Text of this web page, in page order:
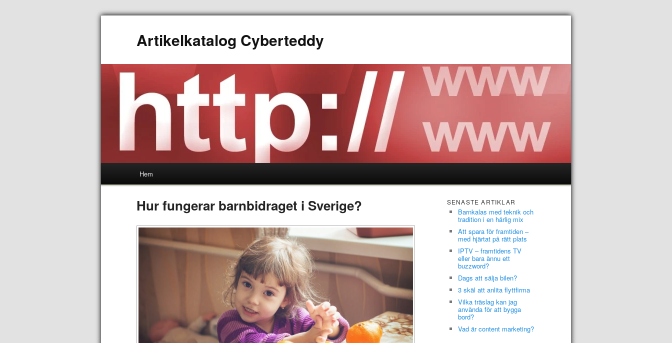
Artikelkatalog Cyberteddy
Hem
Hur fungerar barnbidraget i Sverige? SENASTE ARTIKLAR
Barnkalas med teknik och
tradition i en härlig mix
Att spara för framtiden –
med hjärtat på rätt plats
IPTV – framtidens TV
eller bara ännu ett
buzzword?
Dags att sälja bilen?
3 skäl att anlita flyttfirma
Vilka träslag kan jag
använda för att bygga
bord?
Vad är content marketing?